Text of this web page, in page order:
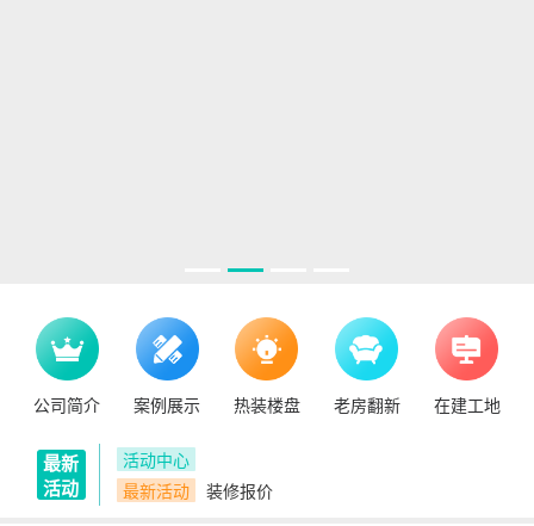
公司简介 案例展示 热装楼盘 老房翻新 在建工地
最新
活动
活动中心
最新活动
装修报价